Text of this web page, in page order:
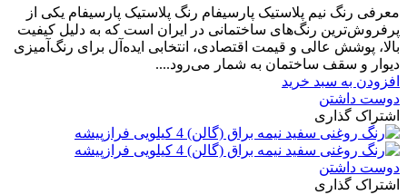
معرفی رنگ نیم پلاستیک پارسیفام رنگ پلاستیک پارسیفام یکی از
پرفروش‌ترین رنگ‌های ساختمانی در ایران است که به دلیل کیفیت
بالا، پوشش عالی و قیمت اقتصادی، انتخابی ایده‌آل برای رنگ‌آمیزی
دیوار و سقف ساختمان به شمار می‌رود....
افزودن به سبد خرید
دوست داشتن
اشتراک گذاری
دوست داشتن
اشتراک گذاری